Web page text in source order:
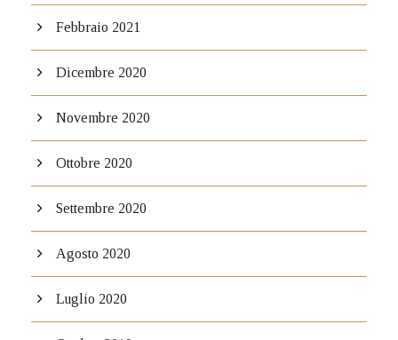
Febbraio 2021
Dicembre 2020
Novembre 2020
Ottobre 2020
Settembre 2020
Agosto 2020
Luglio 2020